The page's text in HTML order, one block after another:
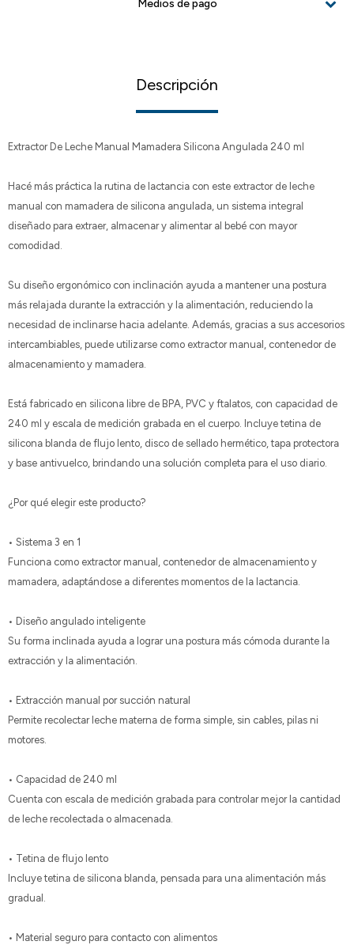
Medios de pago
Descripción
Extractor De Leche Manual Mamadera Silicona Angulada 240 ml
Hacé más práctica la rutina de lactancia con este extractor de leche
manual con mamadera de silicona angulada, un sistema integral
diseñado para extraer, almacenar y alimentar al bebé con mayor
comodidad.
Su diseño ergonómico con inclinación ayuda a mantener una postura
más relajada durante la extracción y la alimentación, reduciendo la
necesidad de inclinarse hacia adelante. Además, gracias a sus accesorios
intercambiables, puede utilizarse como extractor manual, contenedor de
almacenamiento y mamadera.
Está fabricado en silicona libre de BPA, PVC y ftalatos, con capacidad de
240 ml y escala de medición grabada en el cuerpo. Incluye tetina de
silicona blanda de flujo lento, disco de sellado hermético, tapa protectora
y base antivuelco, brindando una solución completa para el uso diario.
¿Por qué elegir este producto?
• Sistema 3 en 1
Funciona como extractor manual, contenedor de almacenamiento y
mamadera, adaptándose a diferentes momentos de la lactancia.
• Diseño angulado inteligente
Su forma inclinada ayuda a lograr una postura más cómoda durante la
extracción y la alimentación.
• Extracción manual por succión natural
Permite recolectar leche materna de forma simple, sin cables, pilas ni
motores.
• Capacidad de 240 ml
Cuenta con escala de medición grabada para controlar mejor la cantidad
de leche recolectada o almacenada.
• Tetina de flujo lento
Incluye tetina de silicona blanda, pensada para una alimentación más
gradual.
• Material seguro para contacto con alimentos